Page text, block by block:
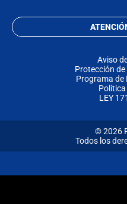
Aviso
Protección
Programa de
Política
LEY
© 2026
Todos los